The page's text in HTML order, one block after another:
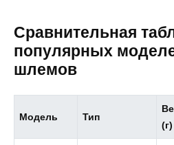
Сравнительная
популярных
шлемов
Модель Тип
(г)